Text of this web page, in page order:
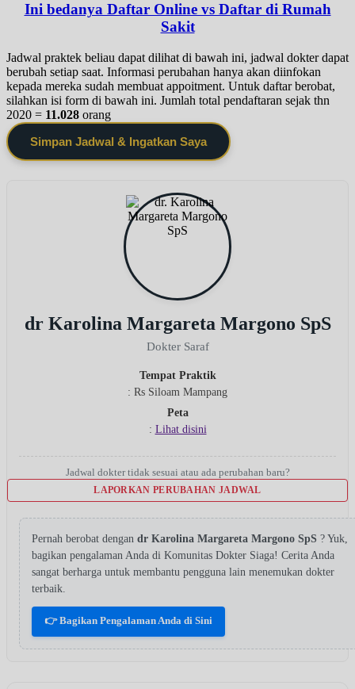
Ini bedanya Daftar Online vs Daftar di Rumah
Sakit
Jadwal praktek beliau dapat dilihat di bawah ini, jadwal dokter dapat
berubah setiap saat. Informasi perubahan hanya akan diinfokan
kepada mereka sudah membuat appoitment. Untuk daftar berobat,
silahkan isi form di bawah ini. Jumlah total pendaftaran sejak thn
2020 = 11.028 orang
Simpan Jadwal & Ingatkan Saya
dr Karolina Margareta Margono SpS
Dokter Saraf
Tempat Praktik
: Rs Siloam Mampang
Peta
: Lihat disini
Jadwal dokter tidak sesuai atau ada perubahan baru?
LAPORKAN PERUBAHAN JADWAL
Pernah berobat dengan dr Karolina Margareta Margono SpS ? Yuk,
bagikan pengalaman Anda di Komunitas Dokter Siaga! Cerita Anda
sangat berharga untuk membantu pengguna lain menemukan dokter
terbaik.
👉 Bagikan Pengalaman Anda di Sini